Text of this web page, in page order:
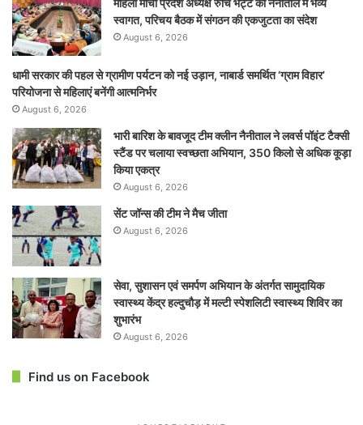
स्वागत, परिचय बैठक में संगठन की एकजुटता का संदेश
August 6, 2026
धामी सरकार की पहल से ग्रामीण पर्यटन को नई उड़ान, नाबार्ड समर्थित ‘ग्राम विहार’
परियोजना से महिलाएं बनेंगी आत्मनिर्भर
August 6, 2026
भारी बारिश के बावजूद टीम क्लीन नैनीताल ने लवर्स पॉइंट टैक्सी
स्टैंड पर चलाया स्वच्छता अभियान, 350 किलो से अधिक कूड़ा
किया एकत्र
August 6, 2026
सेंट जॉन्स की टीम ने मैच जीता
August 6, 2026
सेवा, सुशासन एवं समर्पण अभियान के अंतर्गत सामुदायिक
स्वास्थ्य केंद्र हल्दुचौड़ में मल्टी स्पेशलिटी स्वास्थ्य शिविर का
शुभारंभ
August 6, 2026
Find us on Facebook